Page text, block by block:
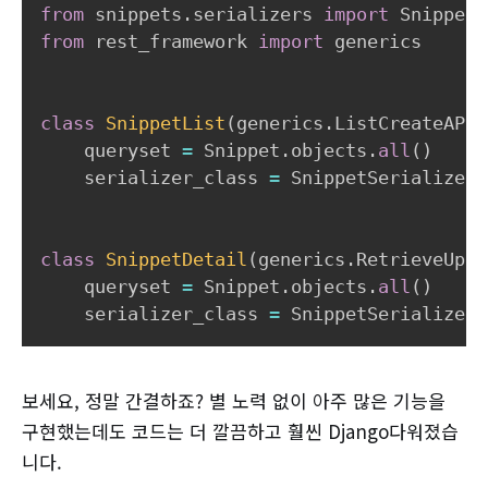
from snippets . serializers import
from rest_framework import generics
class SnippetList ( generics .
    queryset
= Snippet . objects . all ( )
    serializer_class
= SnippetSerializer
class SnippetDetail ( generics .
    queryset
= Snippet . objects . all ( )
    serializer_class
=
보세요, 정말 간결하죠? 별 노력 없이 아주 많은 기능을
구현했는데도 코드는 더 깔끔하고 훨씬 Django다워졌습
니다.